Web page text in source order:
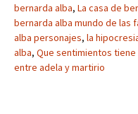
bernarda alba, La casa de
bernarda alba mundo de las
alba personajes, la
alba, Que sentimientos
entre adela y martirio